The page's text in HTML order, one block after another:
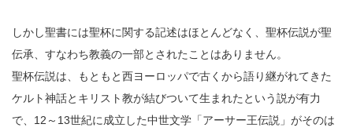
しかし聖書には聖杯に関する記述はほとんどなく、聖杯伝説が聖
伝承、すなわち教義の一部とされたことはありません。
聖杯伝説は、もともと西ヨーロッパで古くから語り継がれてきた
ケルト神話とキリスト教が結びついて生まれたという説が有力
で、12～13世紀に成立した中世文学「アーサー王伝説」がそのは